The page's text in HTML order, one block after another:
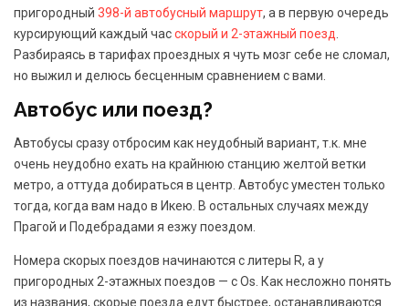
пригородный 398-й автобусный маршрут, а в первую очередь
курсирующий каждый часскорый и 2-этажный поезд
Разбираясь в тарифах проездных я чуть мозг себе не сломал,
но выжил и делюсь бесценным сравнением с вами.
Автобус или поезд?
Автобусы сразу отбросим как неудобный вариант, т.к. мне
очень неудобно ехать на крайнюю станцию желтой ветки
метро, а оттуда добираться в центр. Автобус уместен только
тогда, когда вам надо в Икею. В остальных случаях между
Прагой и Подебрадами я езжу поездом.
Номера скорых поездов начинаются с литеры R, а у
пригородных 2-этажных поездов — с Os. Как несложно понять
из названия, скорые поезда едут быстрее, останавливаются